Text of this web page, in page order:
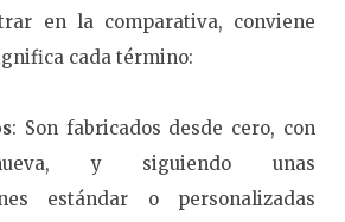
en la comparativa, conviene
cada término:
: Son fabricados desde cero, con
y siguiendo unas
estándar o personalizadas